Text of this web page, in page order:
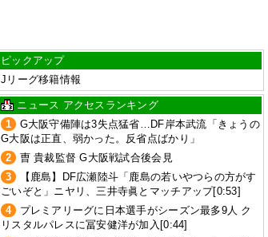
ピックアップ
Jリーグ移籍情報
ニュース アクセスランキング
1
G大阪守備陣は3失点猛省…DF岸本武流「きょうの
G大阪は正直、弱かった。反省点ばかり」
2
曺 貴裁監督 G大阪戦試合後会見
3
【鹿島】DF広瀬陸斗「鹿島の若いやつらの方がす
ごいぞと」ニヤリ、三井寺眞とマッチアップ[0:53]
4
プレミアリーグに日本選手がシーズン最多9人 ク
リスタルパレスに冨安健洋が加入[0:44]